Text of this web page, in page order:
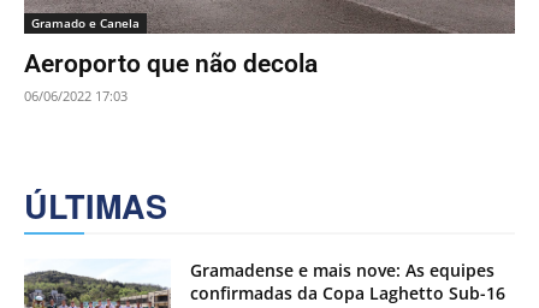
Gramado e Canela
Aeroporto que não decola
06/06/2022 17:03
ÚLTIMAS
Gramadense e mais nove: As equipes
confirmadas da Copa Laghetto Sub-16